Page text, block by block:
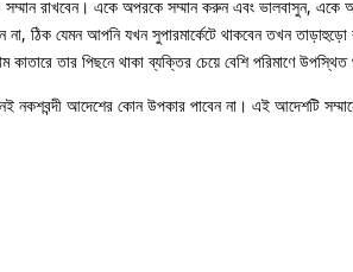
রাখবেন। একে অপরকে সম্মান করুন এবং ভালবাসুন,
ঠিক যেমন আপনি যখন সুপারমার্কেটে থাকবেন তখন
তার পিছনে থাকা ব্যক্তির চেয়ে বেশি পরিমাণে
আদেশের কোন উপকার পাবেন না। এই আদেশটি